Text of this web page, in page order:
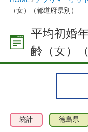
（女）（都道府県別）
平均初婚
齢（女）
統計 徳島県